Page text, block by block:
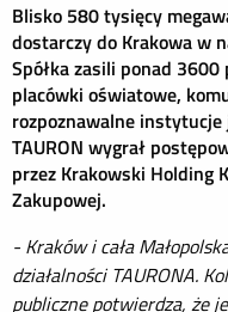
Blisko 580 tysięcy
dostarczy do Krakowa w
Spółka zasili ponad
placówki oświatowe,
rozpoznawalne
TAURON wygrał
przez Krakowski Holding
Zakupowej.
- Kraków i cała
działalności TAURONA.
publiczne potwierdza, że